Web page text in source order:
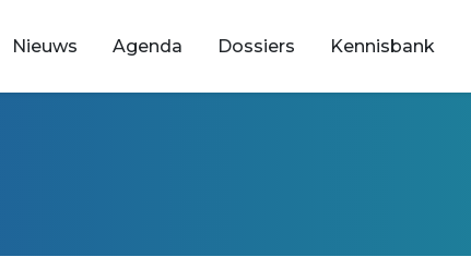
Nieuws Agenda Dossiers Kennisbank